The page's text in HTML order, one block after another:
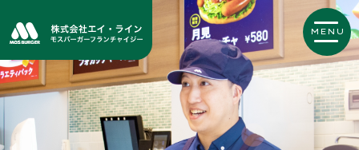
MENU